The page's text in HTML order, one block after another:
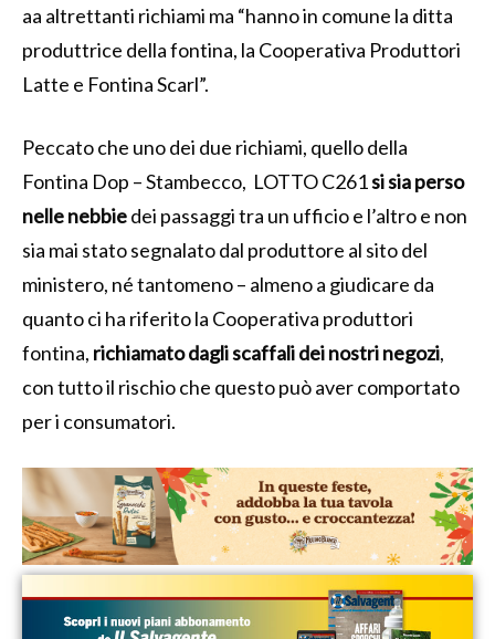
aa altrettanti richiami ma “hanno in comune la ditta
produttrice della fontina, la Cooperativa Produttori
Latte e Fontina Scarl”.
Peccato che uno dei due richiami, quello della
Fontina Dop – Stambecco, LOTTO C261si sia perso
nelle nebbiedei passaggi tra un ufficio e l’altro e non
sia mai stato segnalato dal produttore al sito del
ministero, né tantomeno – almeno a giudicare da
quanto ci ha riferito la Cooperativa produttori
fontina, richiamato dagli scaffali dei nostri negozi,
con tutto il rischio che questo può aver comportato
per i consumatori.